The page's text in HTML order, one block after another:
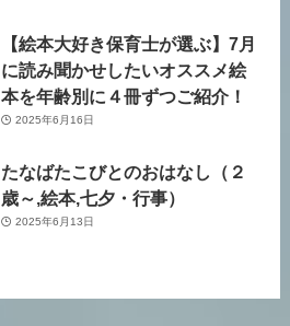
【絵本大好き保育士が選ぶ】7月
に読み聞かせしたいオススメ絵
本を年齢別に４冊ずつご紹介！
2025年6月16日
たなばたこびとのおはなし（２
歳～,絵本,七夕・行事）
2025年6月13日